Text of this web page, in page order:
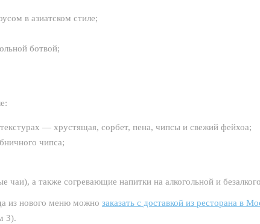
в азиатском стиле;
ботвой;
— хрустящая, сорбет, пена, чипсы и свежий фейхоа;
чипса;
а также согревающие напитки на алкогольной и
из нового меню можно заказать с доставкой из ресторана в
3).